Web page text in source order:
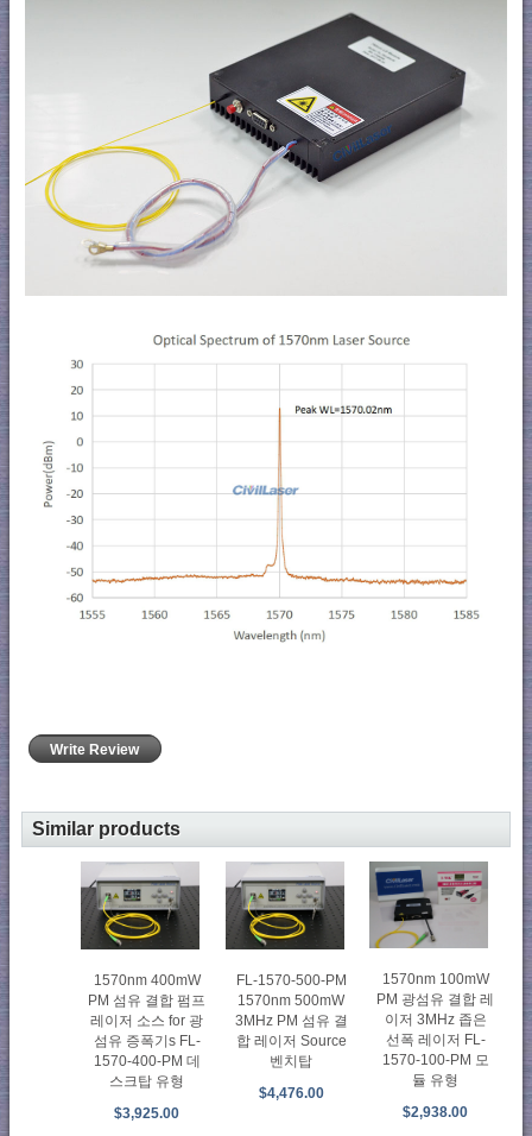
Write Review
Similar products
1570nm 400mW
PM 섬유 결합 펌프
레이저 소스 for 광
섬유 증폭기s FL-
1570-400-PM 데
스크탑 유형
$3,925.00
FL-1570-500-PM
1570nm 500mW
3MHz PM 섬유 결
합 레이저 Source
벤치탑
$4,476.00
1570nm 100mW
PM 광섬유 결합 레
이저 3MHz 좁은
선폭 레이저 FL-
1570-100-PM 모
듈 유형
$2,938.00